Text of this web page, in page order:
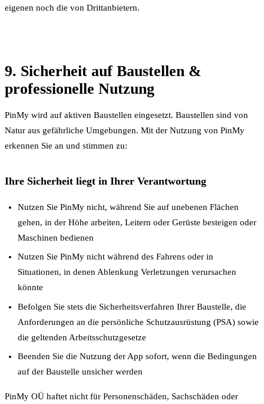
eigenen noch die von Drittanbietern.
9. Sicherheit auf Baustellen &
professionelle Nutzung
PinMy wird auf aktiven Baustellen eingesetzt. Baustellen sind von
Natur aus gefährliche Umgebungen. Mit der Nutzung von PinMy
erkennen Sie an und stimmen zu:
Ihre Sicherheit liegt in Ihrer Verantwortung
Nutzen Sie PinMy nicht, während Sie auf unebenen Flächen
gehen, in der Höhe arbeiten, Leitern oder Gerüste besteigen oder
Maschinen bedienen
Nutzen Sie PinMy nicht während des Fahrens oder in
Situationen, in denen Ablenkung Verletzungen verursachen
könnte
Befolgen Sie stets die Sicherheitsverfahren Ihrer Baustelle, die
Anforderungen an die persönliche Schutzausrüstung (PSA) sowie
die geltenden Arbeitsschutzgesetze
Beenden Sie die Nutzung der App sofort, wenn die Bedingungen
auf der Baustelle unsicher werden
PinMy OÜ haftet nicht für Personenschäden, Sachschäden oder